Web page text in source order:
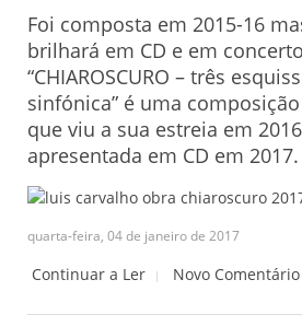
Foi composta em 2015-16
brilhará em CD e em
“CHIAROSCURO – três
sinfónica” é uma
que viu a sua estreia em
apresentada em CD em 2017.
quarta-feira, 04 de janeiro de 2017
Continuar a Ler Novo Comentário